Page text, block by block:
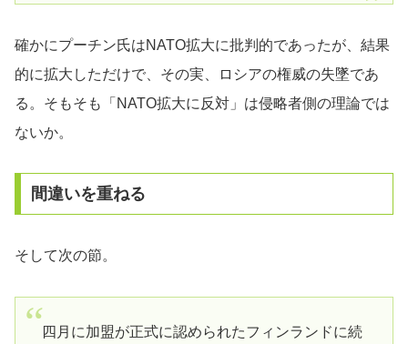
確かにプーチン氏はNATO拡大に批判的であったが、結果
的に拡大しただけで、その実、ロシアの権威の失墜であ
る。そもそも「NATO拡大に反対」は侵略者側の理論では
ないか。
間違いを重ねる
そして次の節。
四月に加盟が正式に認められたフィンランドに続